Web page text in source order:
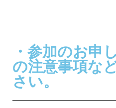
・参加のお申
の注意事項な
さい。